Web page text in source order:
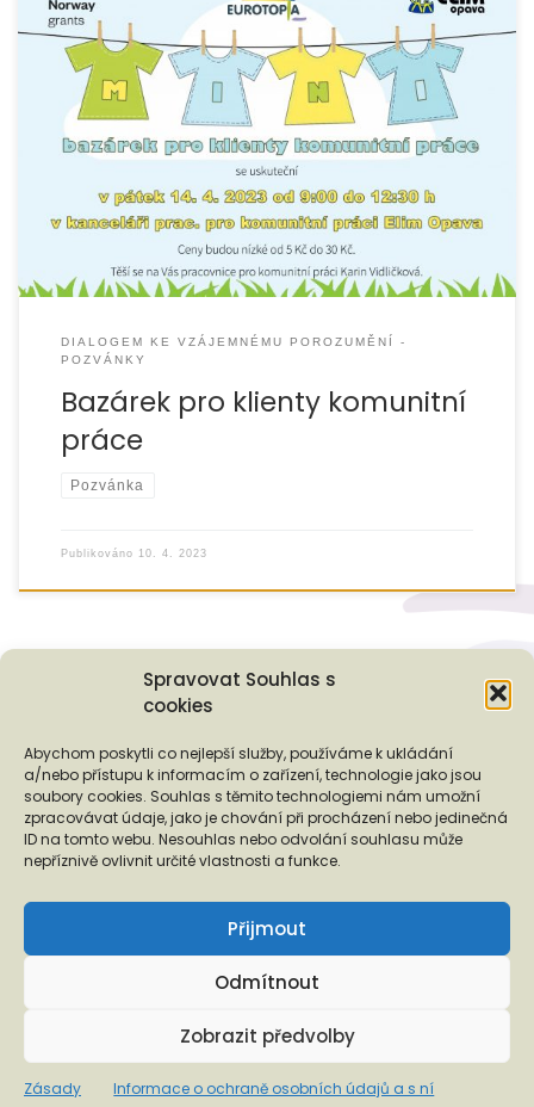
Spravovat Souhlas s
cookies
Abychom poskytli co nejlepší služby, používáme k ukládání
a/nebo přístupu k informacím o zařízení, technologie jako jsou
soubory cookies. Souhlas s těmito technologiemi nám umožní
zpracovávat údaje, jako je chování při procházení nebo jedinečná
ID na tomto webu. Nesouhlas nebo odvolání souhlasu může
nepříznivě ovlivnit určité vlastnosti a funkce.
Přijmout
Odmítnout
Zobrazit předvolby
Zásady
Informace o ochraně osobních údajů a s ní
DIALOGEM KE VZÁJEMNÉMU POROZUMĚNÍ -
POZVÁNKY
Bazárek pro klienty komunitní
práce
Pozvánka
Publikováno 10. 4. 2023
Podporují nás...
❬ ❭
Informace o ochraně osobních údajů a s ní spojených